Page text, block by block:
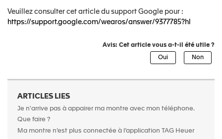
Veuillez consulter cet article du support Google pour :
https://support.google.com/wearos/answer/9377785?hl
Avis: Cet article vous a-t-il été utile ?
ARTICLES LIES
Je n'arrive pas à appairer ma montre avec mon téléphone.
Que faire ?
Ma montre n’est plus connectée à l’application TAG Heuer